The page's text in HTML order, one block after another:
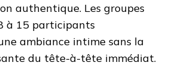
authentique. Les groupes
à 15 participants
ambiance intime sans la
du tête-à-tête immédiat.